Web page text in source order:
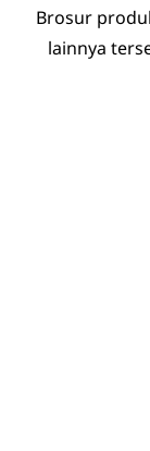
Brosur
lainnya